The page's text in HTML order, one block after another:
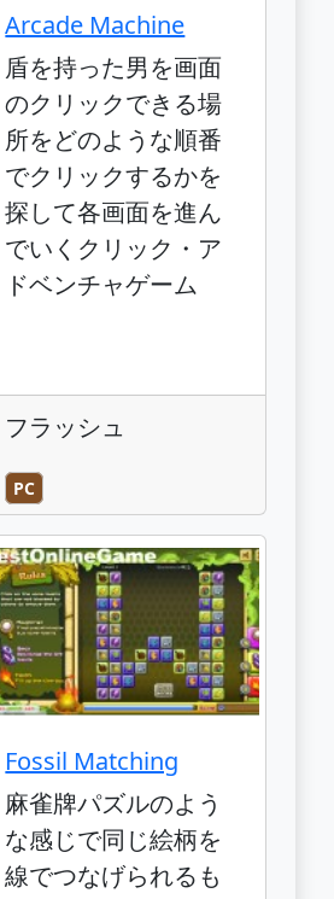
Arcade Machine
盾を持った男を画面
のクリックできる場
所をどのような順番
でクリックするかを
探して各画面を進ん
でいくクリック・ア
ドベンチャゲーム
フラッシュ
PC
Fossil Matching
麻雀牌パズルのよう
な感じで同じ絵柄を
線でつなげられるも